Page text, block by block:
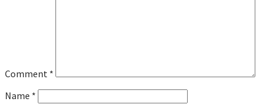
Comment *
Name *